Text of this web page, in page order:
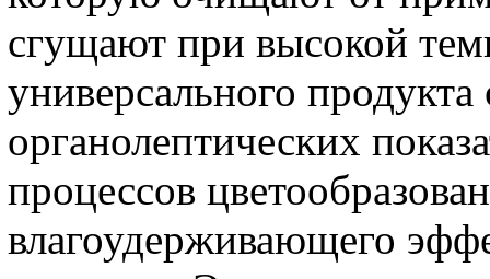
сгущают при высокой
универсального
органолептических
процессов
влагоудерживающего